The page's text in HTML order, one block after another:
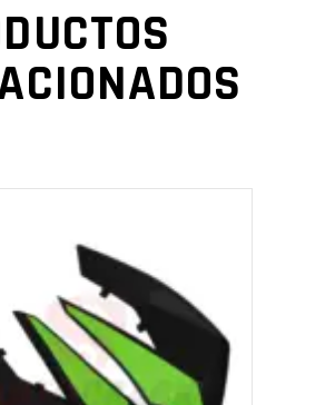
AL CARRITO